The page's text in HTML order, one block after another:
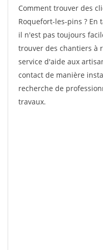
Comment trouver des
Roquefort-les-pins ?
il n'est pas toujours
trouver des chantiers à
service d'aide aux
contact de manière
recherche de
travaux.